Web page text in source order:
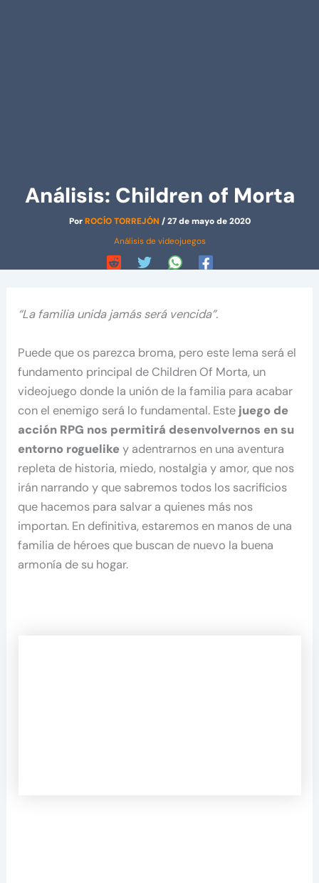
Análisis: Children of Morta
PorROCÍO TORREJÓN /27 de mayo de 2020
Análisis de videojuegos
“La familia unida jamás será vencida”.
Puede que os parezca broma, pero este lema será el
fundamento principal de Children Of Morta, un
videojuego donde la unión de la familia para acabar
con el enemigo será lo fundamental. Este juego de
acción RPG nos permitirá desenvolvernos en su
entorno roguelikey adentrarnos en una aventura
repleta de historia, miedo, nostalgia y amor, que nos
irán narrando y que sabremos todos los sacrificios
que hacemos para salvar a quienes más nos
importan. En definitiva, estaremos en manos de una
familia de héroes que buscan de nuevo la buena
armonía de su hogar.